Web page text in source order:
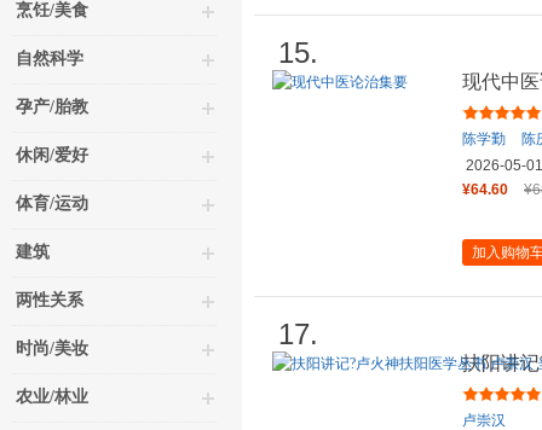
烹饪/美食
自然科学
孕产/胎教
休闲/爱好
体育/运动
建筑
两性关系
时尚/美妆
农业/林业
15.
现代中
陈学勤
陈
2026-05-01
¥64.60
加入购物
17.
扶阳讲
代火神
卢崇汉